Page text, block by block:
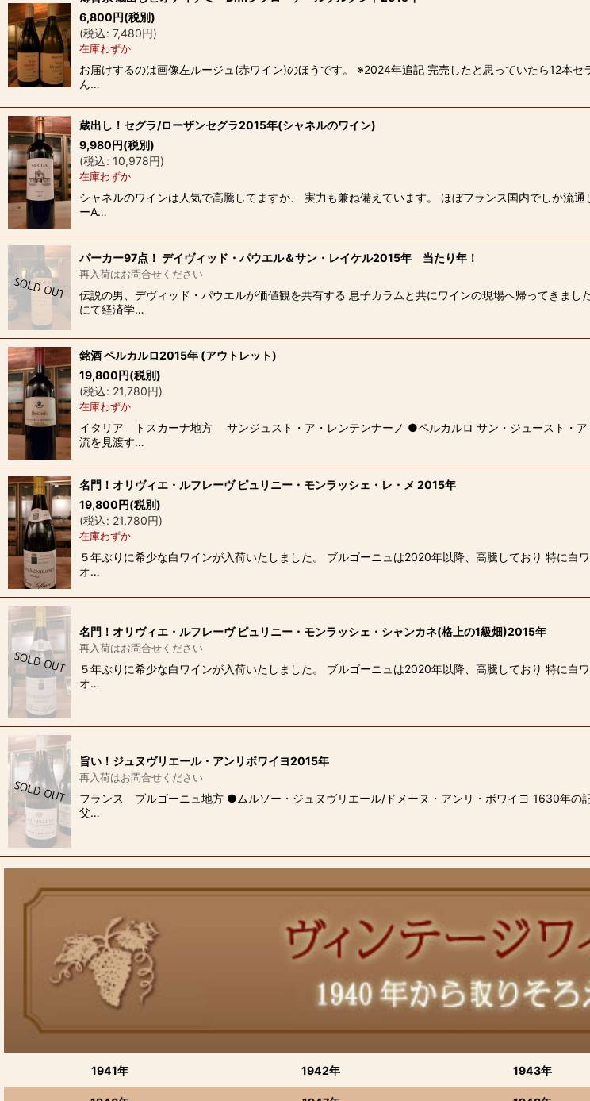
並び順:
絞り込む
6,800円(税別)
(税込: 7,480円)
在庫わずか
お届けするのは画像左ルージュ(赤ワイン)のほうです。 ※2024年追記 完売したと思っていたら12本
ん…
蔵出し！セグラ/ローザンセグラ2015年(シャネルのワイン)
9,980円(税別)
(税込: 10,978円)
在庫わずか
シャネルのワインは人気で高騰してますが、 実力も兼ね備えています。 ほぼフランス国内でしか
ーA…
パーカー97点！ デイヴィッド・パウエル＆サン・レイケル2015年 当たり年！
再入荷はお問合せください
伝説の男、デヴィッド・パウエルが価値観を共有する 息子カラムと共にワインの現場へ帰ってきま
にて経済学…
銘酒 ペルカルロ2015年 (アウトレット)
19,800円(税別)
(税込: 21,780円)
在庫わずか
イタリア トスカーナ地方 サンジュスト・ア・レンテンナーノ ●ペルカルロ サン・ジュースト・ア
流を見渡す…
名門！オリヴィエ・ルフレーヴ ピュリニー・モンラッシェ・レ・メ 2015年
19,800円(税別)
(税込: 21,780円)
在庫わずか
５年ぶりに希少な白ワインが入荷いたしました。 ブルゴーニュは2020年以降、高騰しており 特
オ…
名門！オリヴィエ・ルフレーヴ ピュリニー・モンラッシェ・シャンカネ(格上の1級畑)2015年
再入荷はお問合せください
５年ぶりに希少な白ワインが入荷いたしました。 ブルゴーニュは2020年以降、高騰しており 特
オ…
旨い！ジュヌヴリエール・アンリボワイヨ2015年
再入荷はお問合せください
フランス ブルゴーニュ地方 ●ムルソー・ジュヌヴリエール/ドメーヌ・アンリ・ボワイヨ 1630年の
父…
1941年 1942年 1943年